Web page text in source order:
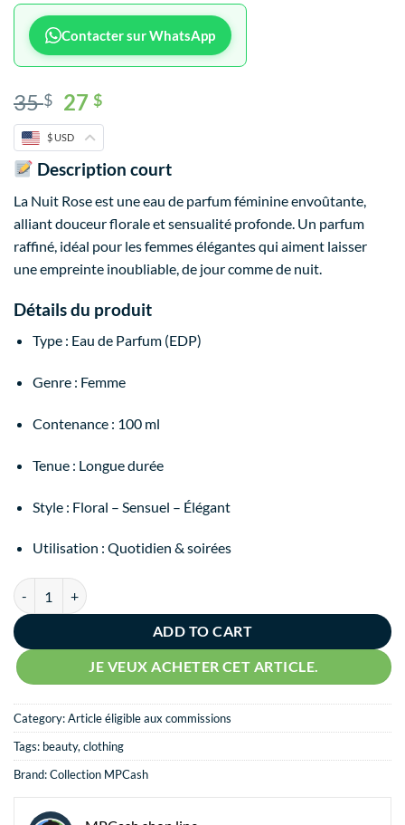
Contacter sur WhatsApp
35$ 27$
$ USD
Description court
La Nuit Rose est une eau de parfum féminine envoûtante,
alliant douceur florale et sensualité profonde. Un parfum
raffiné, idéal pour les femmes élégantes qui aiment laisser
une empreinte inoubliable, de jour comme de nuit.
Détails du produit
Type : Eau de Parfum (EDP)
Genre : Femme
Contenance : 100 ml
Tenue : Longue durée
Style : Floral – Sensuel – Élégant
Utilisation : Quotidien & soirées
ADD TO CART
JE VEUX ACHETER CET ARTICLE.
Category:Article éligible aux commissions
Tags: beauty, clothing
Brand:Collection MPCash